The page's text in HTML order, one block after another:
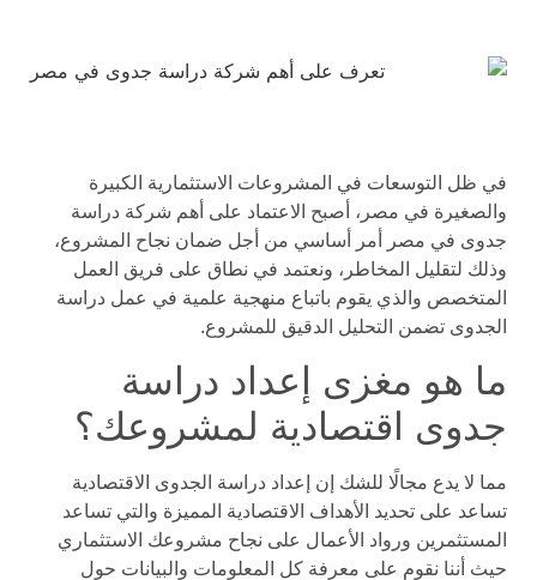
في ظل التوسعات في المشروعات الاستثمارية الكبيرة
والصغيرة في مصر، أصبح الاعتماد على أهم شركة دراسة
جدوى في مصر أمر أساسي من أجل ضمان نجاح المشروع،
وذلك لتقليل المخاطر، ونعتمد في نطاق على فريق العمل
المتخصص والذي يقوم باتباع منهجية علمية في عمل دراسة
الجدوى تضمن التحليل الدقيق للمشروع.
ما هو مغزى إعداد دراسة
جدوى اقتصادية لمشروعك؟
مما لا يدع مجالًا للشك إن إعداد دراسة الجدوى الاقتصادية
تساعد على تحديد الأهداف الاقتصادية المميزة والتي تساعد
المستثمرين ورواد الأعمال على نجاح مشروعك الاستثماري
حيث أننا نقوم على معرفة كل المعلومات والبيانات حول